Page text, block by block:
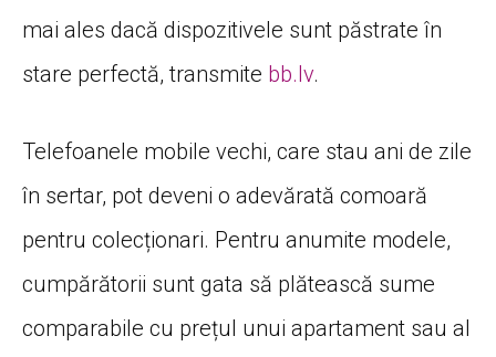
mai ales dacă dispozitivele sunt păstrate în
stare perfectă, transmite bb.lv.
Telefoanele mobile vechi, care stau ani de zile
în sertar, pot deveni o adevărată comoară
pentru colecționari. Pentru anumite modele,
cumpărătorii sunt gata să plătească sume
comparabile cu prețul unui apartament sau al